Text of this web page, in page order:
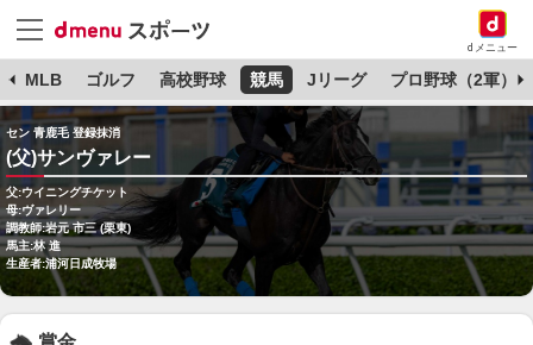
dメニュー
MLB ゴルフ 高校野球 競馬 Jリーグ プロ野球（2軍）
セン 青鹿毛 登録抹消
(父)サンヴァレー
父:ウイニングチケット
母:ヴァレリー
調教師:岩元 市三 (栗東)
馬主:林 進
生産者:浦河日成牧場